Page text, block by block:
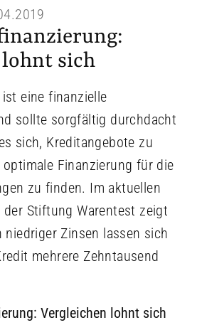
sich
eine finanzielle
sollte sorgfältig durchdacht
sich, Kreditangebote zu
Finanzierung für die
zu finden. Im aktuellen
der Stiftung Warentest zeigt
niedriger Zinsen lassen sich
mehrere Zehntausend